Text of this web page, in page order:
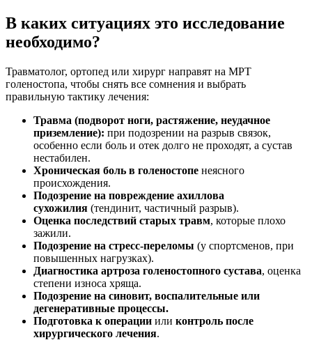
В каких ситуациях это исследование
необходимо?
Травматолог, ортопед или хирург направят на МРТ
голеностопа, чтобы снять все сомнения и выбрать
правильную тактику лечения:
Травма (подворот ноги, растяжение, неудачное
приземление): при подозрении на разрыв связок,
особенно если боль и отек долго не проходят, а сустав
нестабилен.
Хроническая боль в голеностопе неясного
происхождения.
Подозрение на повреждение ахиллова
сухожилия (тендинит, частичный разрыв).
Оценка последствий старых травм, которые плохо
зажили.
Подозрение на стресс-переломы (у спортсменов, при
повышенных нагрузках).
Диагностика артроза голеностопного сустава, оценка
степени износа хряща.
Подозрение на синовит, воспалительные или
дегенеративные процессы.
Подготовка к операции или контроль после
хирургического лечения.